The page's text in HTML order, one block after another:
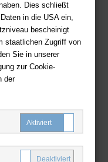
Dies schließt
in die USA ein,
bescheinigt
staatlichen Zugriff von
Sie in unserer
zur Cookie-
der